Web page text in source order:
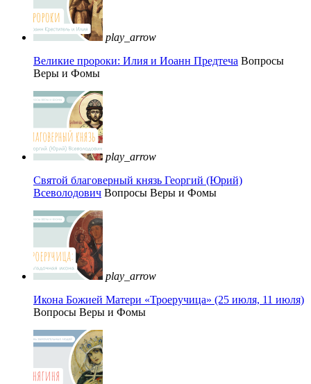
play_arrow
Великие пророки: Илия и Иоанн Предтеча Вопросы
Веры и Фомы
play_arrow
Святой благоверный князь Георгий (Юрий)
Всеволодович Вопросы Веры и Фомы
play_arrow
Икона Божией Матери «Троеручица» (25 июля, 11 июля)
Вопросы Веры и Фомы